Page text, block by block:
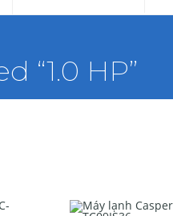
“1.0 HP”